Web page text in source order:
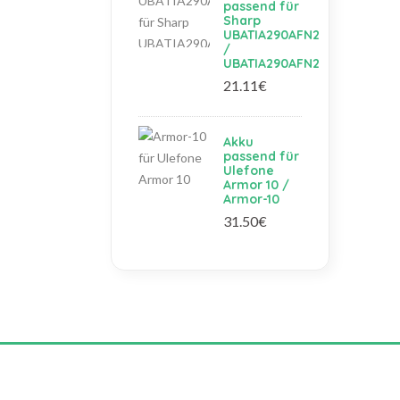
passend für
Sharp
UBATIA290AFN2
/
UBATIA290AFN2
21.11€
Akku
passend für
Ulefone
Armor 10 /
Armor-10
31.50€